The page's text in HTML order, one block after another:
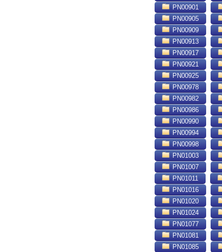
PN00901
PN00905
PN00909
PN00913
PN00917
PN00921
PN00925
PN00978
PN00982
PN00986
PN00990
PN00994
PN00998
PN01003
PN01007
PN01011
PN01016
PN01020
PN01024
PN01077
PN01081
PN01085